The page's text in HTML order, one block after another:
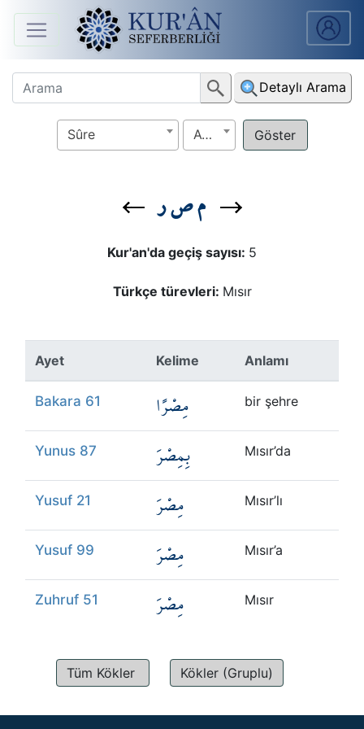
Anasayfa
Sûreler
Arapça
Kökler
Detaylı Arama
Sûre Ayet
م ص ر
Kur'an'da geçiş sayısı: 5
Türkçe türevleri: Mısır
Ayet Kelime Anlamı
Bakara 61 مِصْرًا bir şehre
Yunus 87 بِمِصْرَ Mısır’da
Yusuf 21 مِصْرَ Mısır’lı
Yusuf 99 مِصْرَ Mısır’a
Zuhruf 51 مِصْرَ Mısır
Tüm Kökler Kökler (Gruplu)